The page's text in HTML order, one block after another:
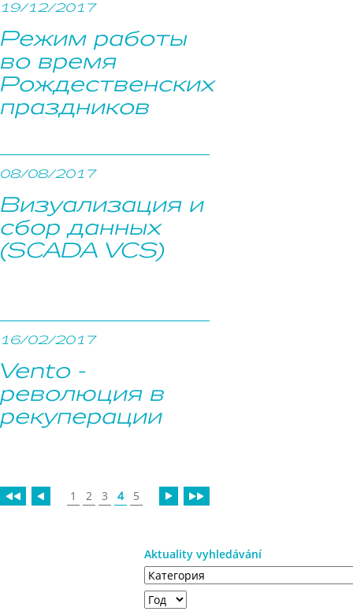
19/12/2017
Режим работы
во время
Рождественских
праздников
08/08/2017
Визуализация и
сбор данных
(SCADA VCS)
16/02/2017
Vento -
революция в
рекуперации
1 2 3 4 5
Aktuality vyhledávání
Год